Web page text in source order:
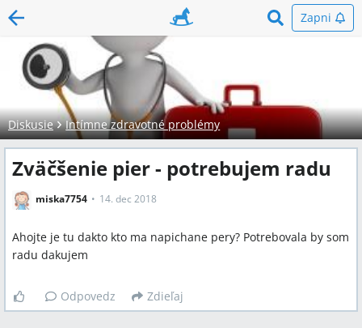
Zapni
Diskusie Intímne zdravotné problémy
Zväčšenie pier - potrebujem radu
miska7754 14. dec 2018
Ahojte je tu dakto kto ma napichane pery? Potrebovala by som
radu dakujem
Odpovedz Zdieľaj